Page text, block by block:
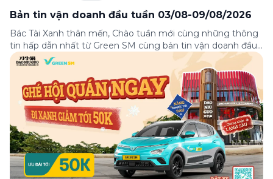
Bản tin vận doanh đầu tuần 03/08-09/08/2026
Bác Tài Xanh thân mến, Chào tuần mới cùng những thông
tin hấp dẫn nhất từ Green SM cùng bản tin vận doanh đầu
tuần 03-09/08! Từ câu chuyện đầy cảm hứng “Hành trình
toàn cầu của Green SM” tới những hướng dẫn chi tiết cho
từng tình huống thực tiễn khi vận doanh trong […]